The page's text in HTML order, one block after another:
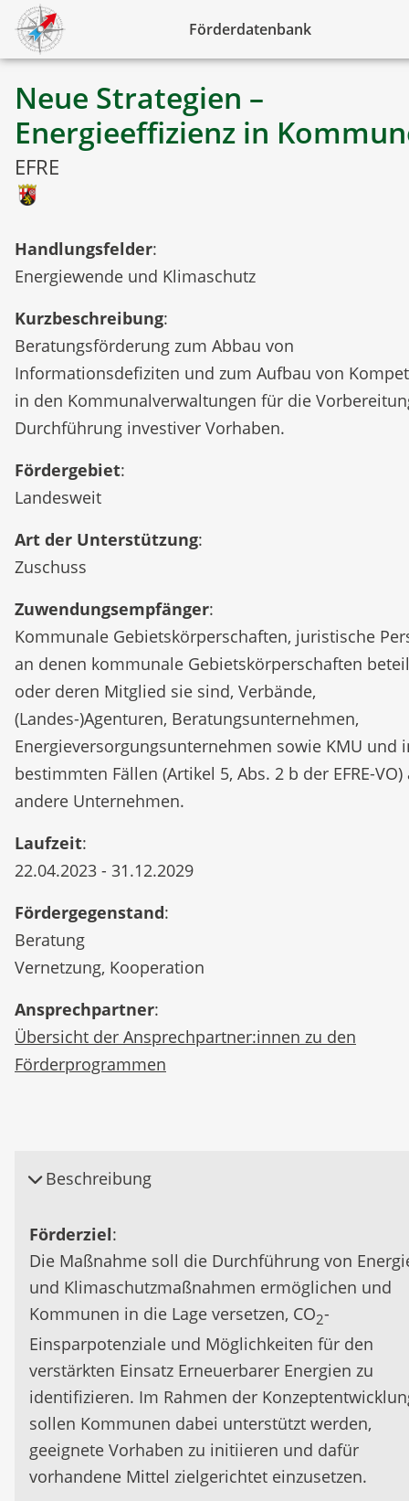
Förderdatenbank
Neue Strategien –
Energieeffizienz in
EFRE
Handlungsfelder:
Energiewende und Klimaschutz
Kurzbeschreibung:
Beratungsförderung zum Abbau von
Informationsdefiziten und zum Aufbau von
in den Kommunalverwaltungen für die
Durchführung investiver Vorhaben.
Fördergebiet:
Landesweit
Art der Unterstützung:
Zuschuss
Zuwendungsempfänger:
Kommunale Gebietskörperschaften, juristische
an denen kommunale Gebietskörperschaften
oder deren Mitglied sie sind, Verbände,
(Landes-)Agenturen, Beratungsunternehmen,
Energieversorgungsunternehmen sowie KMU und
bestimmten Fällen (Artikel 5, Abs. 2 b der EFRE-VO)
andere Unternehmen.
Laufzeit:
22.04.2023 - 31.12.2029
Fördergegenstand:
Beratung
Vernetzung, Kooperation
Ansprechpartner:
Übersicht der Ansprechpartner:innen zu den
Förderprogrammen
Beschreibung
Förderziel:
Die Maßnahme soll die Durchführung von
und Klimaschutzmaßnahmen ermöglichen und
Kommunen in die Lage versetzen, CO2-
Einsparpotenziale und Möglichkeiten für den
verstärkten Einsatz Erneuerbarer Energien zu
identifizieren. Im Rahmen der
sollen Kommunen dabei unterstützt werden,
geeignete Vorhaben zu initiieren und dafür
vorhandene Mittel zielgerichtet einzusetzen.